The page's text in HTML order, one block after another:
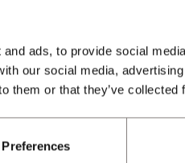
ads, to provide social
our social media,
them or that they’ve
Preferences